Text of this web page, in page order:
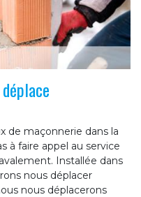
de maçonnerie dans la
à faire appel au service
Installée dans
nous déplacer
nous déplacerons